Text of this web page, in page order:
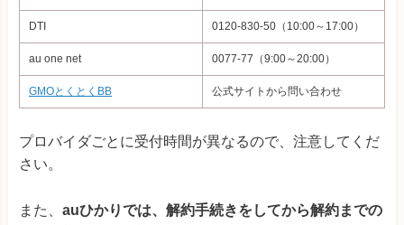
DTI 0120-830-50（10:00～17:00）
au one net 0077-77（9:00～20:00）
GMOとくとくBB 公式サイトから問い合わせ
プロバイダごとに受付時間が異なるので、注意してくだ
さい。
また、 auひかりでは、解約手続きをしてから解約までの